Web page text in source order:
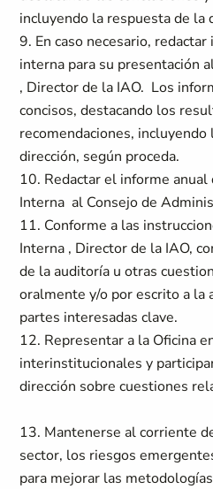
incluyendo la respuesta de la
9. En caso necesario,
interna para su presentación
, Director de la IAO. Los
concisos, destacando los
recomendaciones,
dirección, según proceda.
10. Redactar el informe
Interna al Consejo de
11. Conforme a las
Interna , Director de la IAO,
de la auditoría u otras
oralmente y/o por escrito a la
partes interesadas clave.
12. Representar a la Oficina
interinstitucionales y
dirección sobre cuestiones
13. Mantenerse al corriente
sector, los riesgos
para mejorar las